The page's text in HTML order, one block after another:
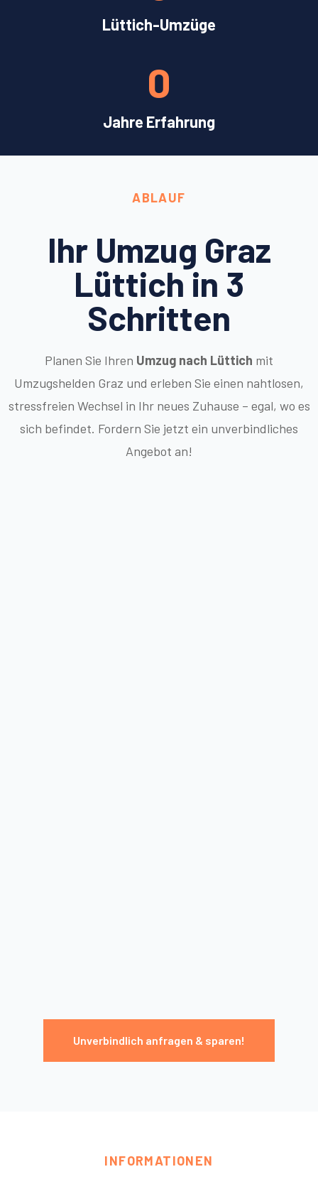
Lüttich-Umzüge
Jahre Erfahrung
0
ABLAUF
Ihr Umzug Graz
Lüttich in 3
Schritten
Planen Sie Ihren Umzug nach Lüttich mit
Umzugshelden Graz und erleben Sie einen nahtlosen,
stressfreien Wechsel in Ihr neues Zuhause – egal, wo es
sich befindet. Fordern Sie jetzt ein unverbindliches
Angebot an!
Unverbindlich anfragen & sparen!
INFORMATIONEN